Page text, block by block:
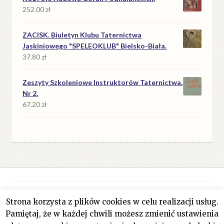
252.00zł
ZACISK. Biuletyn Klubu Taternictwa
Jaskiniowego "SPELEOKLUB" Bielsko-Biała.
37.80zł
Zeszyty Szkoleniowe Instruktorów Taternictwa.
Nr 2.
67.20zł
© Antykwariat Filar 2026
Polityka prywatności
Stworzone z WooCommerce.
Strona korzysta z plików cookies w celu realizacji usług.
Pamiętaj, że w każdej chwili możesz zmienić ustawienia